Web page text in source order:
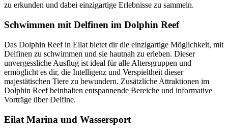
zu erkunden und dabei einzigartige Erlebnisse zu sammeln.
Schwimmen mit Delfinen im Dolphin Reef
Das Dolphin Reef in Eilat bietet dir die einzigartige Möglichkeit, mit
Delfinen zu schwimmen und sie hautnah zu erleben. Dieser
unvergessliche Ausflug ist ideal für alle Altersgruppen und
ermöglicht es dir, die Intelligenz und Verspieltheit dieser
majestätischen Tiere zu bewundern. Zusätzliche Attraktionen im
Dolphin Reef beinhalten entspannende Bereiche und informative
Vorträge über Delfine.
Eilat Marina und Wassersport